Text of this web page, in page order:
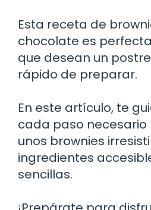
Esta receta de
chocolate es
que desean un
rápido de preparar.
En este artículo, te
cada paso
unos brownies
ingredientes
sencillas.